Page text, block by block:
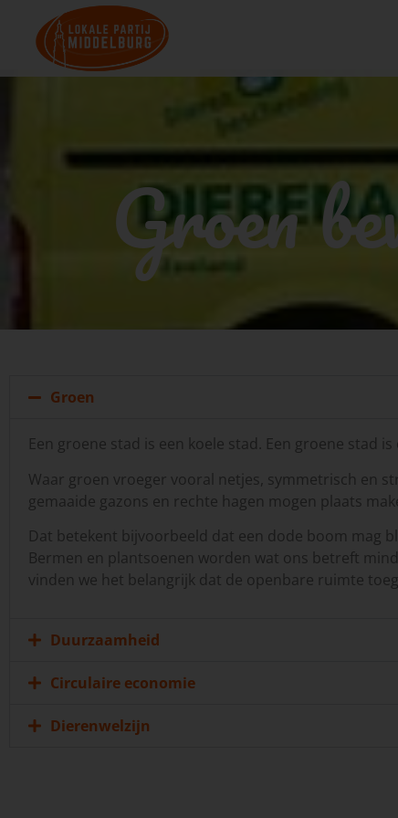
Groen
Groen
Een groene stad is een koele stad. Een groene stad
Waar groen vroeger vooral netjes, symmetrisch en
gemaaide gazons en rechte hagen mogen plaats
Dat betekent bijvoorbeeld dat een dode boom mag
Bermen en plantsoenen worden wat ons betreft
vinden we het belangrijk dat de openbare ruimte
Duurzaamheid
Circulaire economie
Dierenwelzijn